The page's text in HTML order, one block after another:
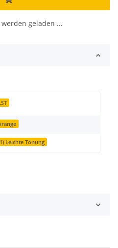
geladen ...
Leichte Tönung